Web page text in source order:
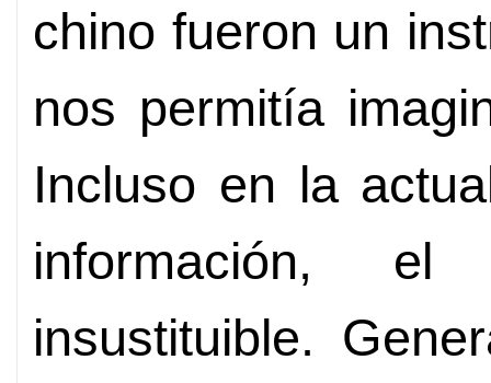
chino fueron un
nos permitía
Incluso en la
información,
insustituible.